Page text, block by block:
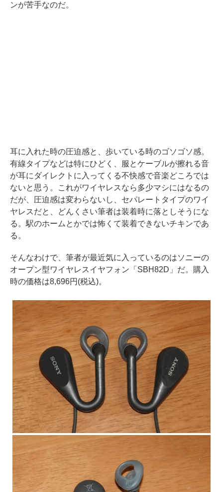
ンが苦手なのだ。
耳に入れた時の圧迫感と、歩いている時のゴソゴソ感。
有線タイプなどは特にひどく、服とケーブルが擦れる音
が耳にダイレクトに入ってくる不快感で音楽どころでは
ないと思う。これがワイヤレスなら多少マシにはなるの
だが、圧迫感は変わらないし、セパレートタイプのワイ
ヤレスだと、どんくさい筆者は装着時に落としそうにな
る。駅のホームとかでは怖くて装着できないチキンであ
る。
そんなわけで、筆者が最近気に入っているのはソニーの
オープン型ワイヤレスイヤフォン「SBH82D」だ。購入
時の価格は8,696円(税込)。